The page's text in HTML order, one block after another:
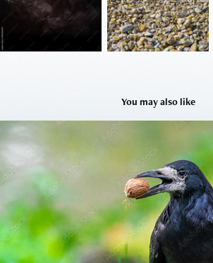
You may also like
Ptaki vol I
2025